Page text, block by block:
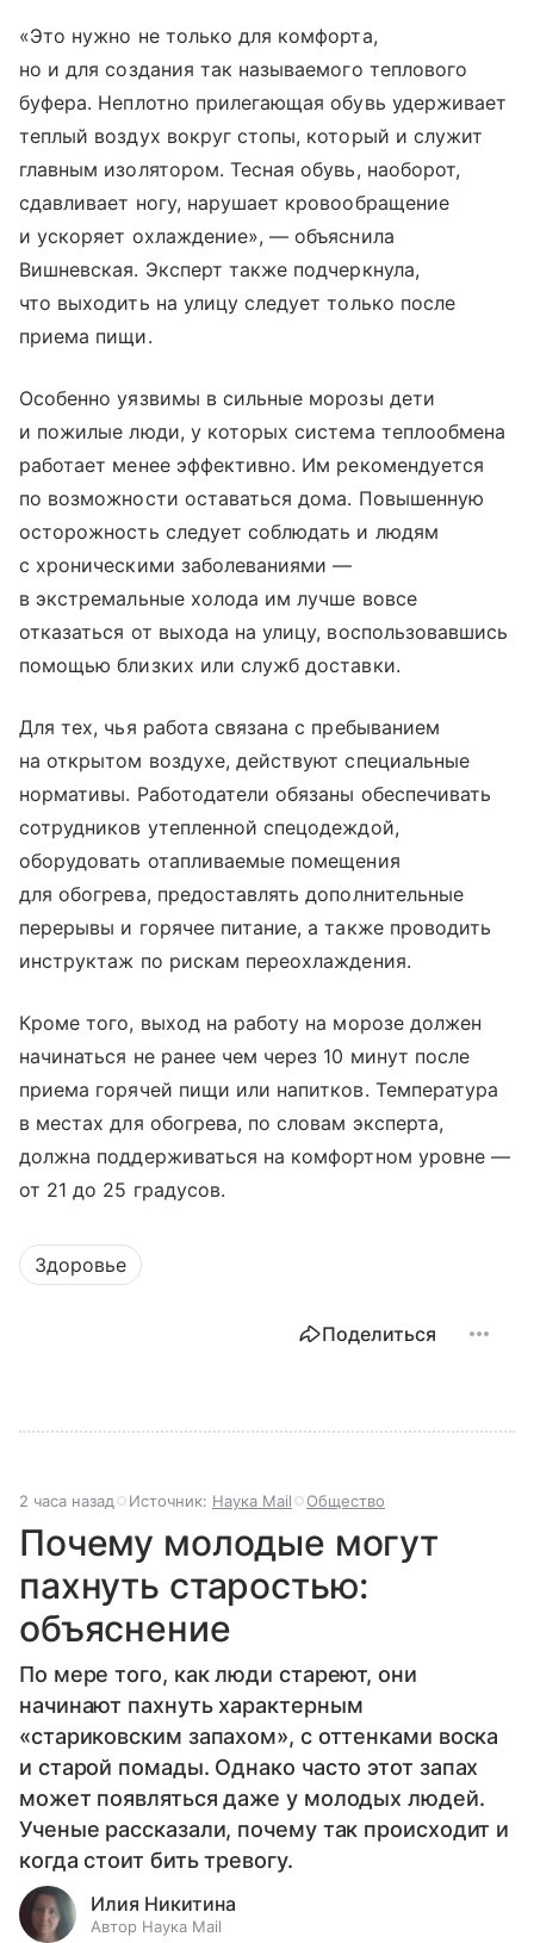
«Это нужно не только для комфорта,
но и для создания так называемого теплового
буфера. Неплотно прилегающая обувь удерживает
теплый воздух вокруг стопы, который и служит
главным изолятором. Тесная обувь, наоборот,
сдавливает ногу, нарушает кровообращение
и ускоряет охлаждение», — объяснила
Вишневская. Эксперт также подчеркнула,
что выходить на улицу следует только после
приема пищи.
Особенно уязвимы в сильные морозы дети
и пожилые люди, у которых система теплообмена
работает менее эффективно. Им рекомендуется
по возможности оставаться дома. Повышенную
осторожность следует соблюдать и людям
с хроническими заболеваниями —
в экстремальные холода им лучше вовсе
отказаться от выхода на улицу, воспользовавшись
помощью близких или служб доставки.
Для тех, чья работа связана с пребыванием
на открытом воздухе, действуют специальные
нормативы. Работодатели обязаны обеспечивать
сотрудников утепленной спецодеждой,
оборудовать отапливаемые помещения
для обогрева, предоставлять дополнительные
перерывы и горячее питание, а также проводить
инструктаж по рискам переохлаждения.
Кроме того, выход на работу на морозе должен
начинаться не ранее чем через 10 минут после
приема горячей пищи или напитков. Температура
в местах для обогрева, по словам эксперта,
должна поддерживаться на комфортном уровне —
от 21 до 25 градусов.
Здоровье
Поделиться
2 часа назад Источник: Наука Mail Общество
Почему молодые могут
пахнуть старостью:
объяснение
По мере того, как люди стареют, они
начинают пахнуть характерным
«стариковским запахом», с оттенками воска
и старой помады. Однако часто этот запах
может появляться даже у молодых людей.
Ученые рассказали, почему так происходит и
когда стоит бить тревогу.
Илия Никитина
Автор Наука Mail